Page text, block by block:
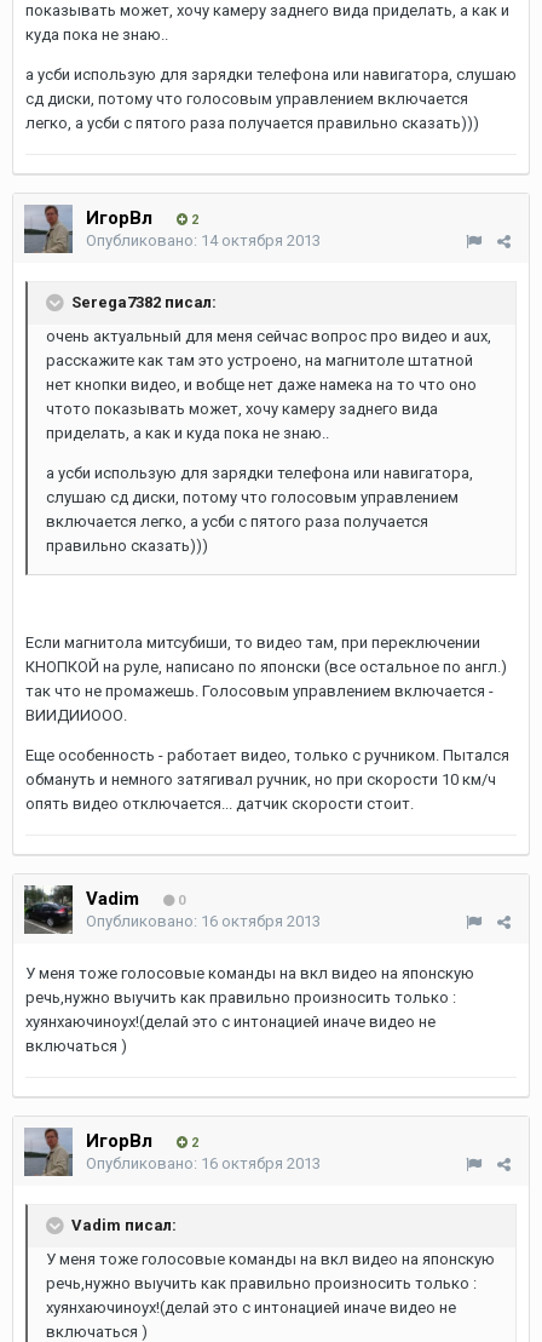
показывать может, хочу камеру заднего вида приделать, а как и
куда пока не знаю..
а усби использую для зарядки телефона или навигатора, слушаю
сд диски, потому что голосовым управлением включается
легко, а усби с пятого раза получается правильно сказать)))
ИгорВл 2
Опубликовано: 14 октября 2013
Serega7382 писал:
очень актуальный для меня сейчас вопрос про видео и aux,
расскажите как там это устроено, на магнитоле штатной
нет кнопки видео, и вобще нет даже намека на то что оно
чтото показывать может, хочу камеру заднего вида
приделать, а как и куда пока не знаю..
а усби использую для зарядки телефона или навигатора,
слушаю сд диски, потому что голосовым управлением
включается легко, а усби с пятого раза получается
правильно сказать)))
Если магнитола митсубиши, то видео там, при переключении
КНОПКОЙ на руле, написано по японски (все остальное по англ.)
так что не промажешь. Голосовым управлением включается -
ВИИДИИООО.
Еще особенность - работает видео, только с ручником. Пытался
обмануть и немного затягивал ручник, но при скорости 10 км/ч
опять видео отключается... датчик скорости стоит.
Vadim 0
Опубликовано: 16 октября 2013
У меня тоже голосовые команды на вкл видео на японскую
речь,нужно выучить как правильно произносить только :
хуянхаючиноух!(делай это с интонацией иначе видео не
включаться )
ИгорВл 2
Опубликовано: 16 октября 2013
Vadim писал:
У меня тоже голосовые команды на вкл видео на японскую
речь,нужно выучить как правильно произносить только :
хуянхаючиноух!(делай это с интонацией иначе видео не
включаться )